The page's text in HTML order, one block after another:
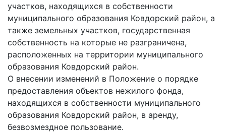
участков, находящихся в собственности
муниципального образования Ковдорский район, а
также земельных участков, государственная
собственность на которые не разграничена,
расположенных на территории муниципального
образования Ковдорский район.
О внесении изменений в Положение о порядке
предоставления объектов нежилого фонда,
находящихся в собственности муниципального
образования Ковдорский район, в аренду,
безвозмездное пользование.